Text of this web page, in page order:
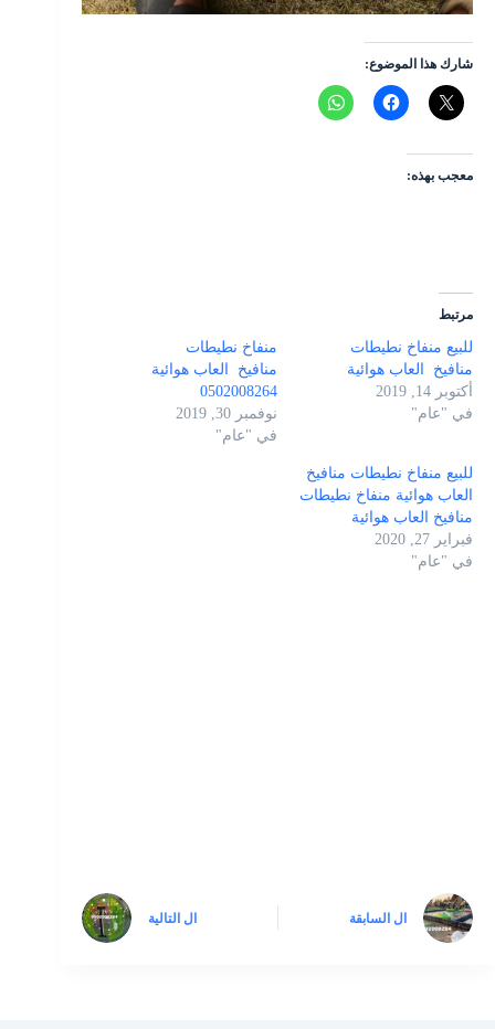
شارك هذا الموضوع:
معجب بهذه:
مرتبط
للبيع منفاخ نطيطات
منافيخ العاب هوائية
أكتوبر 14, 2019
في "عام"
منفاخ نطيطات
منافيخ العاب هوائية
0502008264
نوفمبر 30, 2019
في "عام"
للبيع منفاخ نطيطات منافيخ
العاب هوائية منفاخ نطيطات
منافيخ العاب هوائية
فبراير 27, 2020
في "عام"
ال السابقة ال التالية